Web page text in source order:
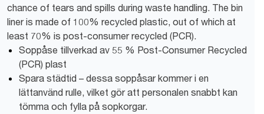
chance of tears and spills during waste handling. The bin
liner is made of 100% recycled plastic, out of which at
least 70% is post-consumer recycled (PCR).
Soppåse tillverkad av 55 % Post-Consumer Recycled
(PCR) plast
Spara städtid – dessa soppåsar kommer i en
lättanvänd rulle, vilket gör att personalen snabbt kan
tömma och fylla på sopkorgar.